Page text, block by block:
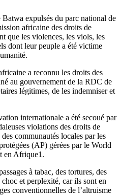
expulsés du parc national de
africaine des droits de
que les violences, les viols, les
dont leur peuple a été victime
a reconnu les droits des
au gouvernement de la RDC de
légitimes, de les indemniser et
internationale a été secoué par
violations des droits de
communautés locales par les
(AP) gérées par le World
en Afrique1.
à tabac, des tortures, des
et perplexité, car ils sont en
conventionnelles de l’altruisme